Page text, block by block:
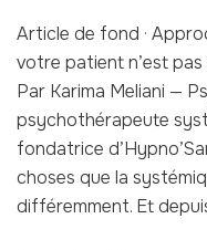
PROBLÈME
Article de fond ·
votre patient n’est
Par Karima Meliani —
psychothérapeute
fondatrice
choses que la
différemment. Et